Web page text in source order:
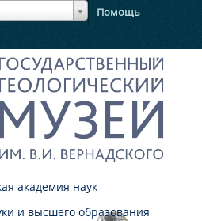
Помощь
академия наук
и высшего образования